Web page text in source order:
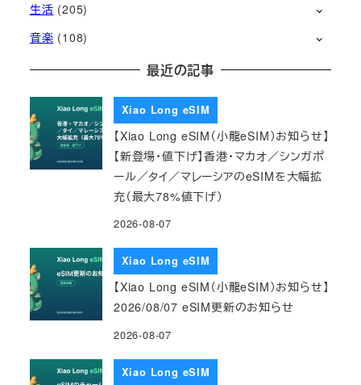
生活 (205)
音楽 (108)
最近の記事
Xiao Long eSIM
【Xiao Long eSIM（小龍eSIM）お知らせ】
【新登場・値下げ】香港・マカオ／シンガポ
ール／タイ／マレーシアのeSIMを大幅拡
充（最大78%値下げ）
2026-08-07
Xiao Long eSIM
【Xiao Long eSIM（小龍eSIM）お知らせ】
2026/08/07 eSIM更新のお知らせ
2026-08-07
Xiao Long eSIM